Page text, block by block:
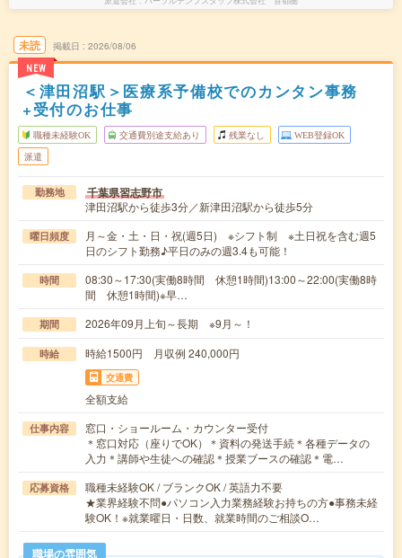
未読
NEW
掲載日 2026/08/06
＜津田沼駅＞医療系予備校でのカンタン事務
+受付のお仕事
職種未経験OK 交通費別途支給あり 残業なし WEB登録OK
派遣
勤務地 千葉県習志野市
津田沼駅から徒歩3分／新津田沼駅から徒歩5分
曜日頻度
月～金・土・日・祝(週5日) ※シフト制 ※土日祝を含む週5
日のシフト勤務♪平日のみの週3.4も可能！
時間
08:30～17:30(実働8時間 休憩1時間)13:00～22:00(実働8時
間 休憩1時間)※早…
期間 2026年09月上旬～長期 ※9月～！
時給 時給1500円 月収例 240,000円
交通費
全額支給
仕事内容
窓口・ショールーム・カウンター受付
＊窓口対応（座りでOK）＊資料の発送手続＊各種データの
入力＊講師や生徒への確認＊授業ブースの確認＊電…
応募資格
職種未経験OK / ブランクOK / 英語力不要
★業界経験不問●パソコン入力業務経験お持ちの方●事務未経
験OK！※就業曜日・日数、就業時間のご相談O…
職場の雰囲気